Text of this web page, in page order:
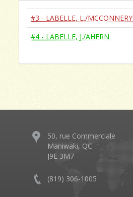
#3 - LABELLE, L./MCCONNERY
#4 - LABELLE, J./AHERN
50, rue Commerciale
Maniwaki, QC
J9E 3M7
(819) 306-1005